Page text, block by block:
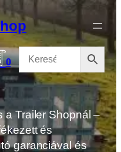
0
a Trailer Shopnál –
és
garanciával és